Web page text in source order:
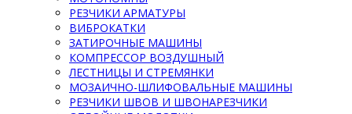
РЕЗЧИКИ АРМАТУРЫ
ВИБРОКАТКИ
ЗАТИРОЧНЫЕ МАШИНЫ
КОМПРЕССОР ВОЗДУШНЫЙ
ЛЕСТНИЦЫ И СТРЕМЯНКИ
МОЗАИЧНО-ШЛИФОВАЛЬНЫЕ МАШИНЫ
РЕЗЧИКИ ШВОВ И ШВОНАРЕЗЧИКИ